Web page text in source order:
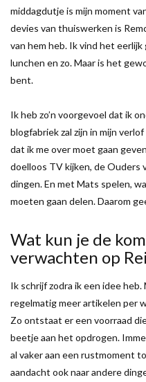
middagdutje is mijn moment
devies van thuiswerken is
van hem heb. Ik vind het
lunchen en zo. Maar is het
bent.
Ik heb zo’n voorgevoel dat ik
blogfabriek zal zijn in mijn
dat ik me over moet gaan
doelloos TV kijken, de Ouders
dingen. En met Mats spelen,
moeten gaan delen. Daarom
Wat kun je de
verwachten op
Ik schrijf zodra ik een idee
regelmatig meer artikelen per
Zo ontstaat er een voorraad
beetje aan het opdrogen.
al vaker aan een rustmoment
aandacht ook naar andere